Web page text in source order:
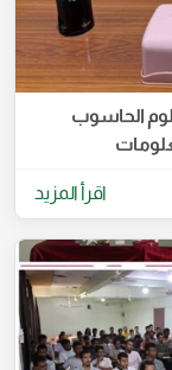
الحاسوب
اقرأ المزيد